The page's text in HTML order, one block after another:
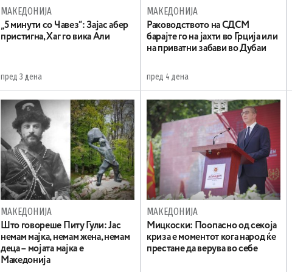
МАКЕДОНИЈА
„5 минути со Чавез“: Зајас абер
пристигна, Хаг го вика Али
пред 3 дена
МАКЕДОНИЈА
Раководството на СДСМ
барајте го на јахти во Грција или
на приватни забави во Дубаи
пред 4 дена
МАКЕДОНИЈА
Што говореше Питу Гули: Јас
немам мајка, немам жена, немам
деца – мојата мајка е
Македонија
МАКЕДОНИЈА
Мицкоски: Поопасно од секоја
криза е моментот кога народ ќе
престане да верува во себе